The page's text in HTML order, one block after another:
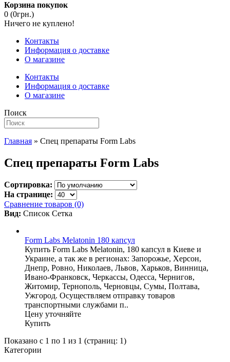
Корзина покупок
0 (0грн.)
Ничего не куплено!
Контакты
Информация о доставке
О магазине
Контакты
Информация о доставке
О магазине
Поиск
Главная » Спец препараты Form Labs
Спец препараты Form Labs
Сортировка:
На странице:
Сравнение товаров (0)
Вид: Список Сетка
Form Labs Melatonin 180 капсул
Купить Form Labs Melatonin, 180 капсул в Киеве и
Украине, а так же в регионах: Запорожье, Херсон,
Днепр, Ровно, Николаев, Львов, Харьков, Винница,
Ивано-Франковск, Черкассы, Одесса, Чернигов,
Житомир, Тернополь, Черновцы, Сумы, Полтава,
Ужгород. Осуществляем отправку товаров
транспортными службами п..
Цену уточняйте
Купить
Показано с 1 по 1 из 1 (страниц: 1)
Категории